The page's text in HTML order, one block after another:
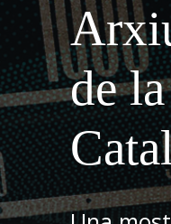
de